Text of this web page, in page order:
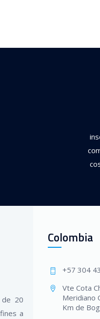
de 20
a
Colombia
+57 304
Vte Cota
Meridiano
Km de